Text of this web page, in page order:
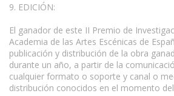
9. EDICIÓN:
El ganador de este II Premio de
Academia de las Artes Escénicas de
publicación y distribución de la obra
durante un año, a partir de la
cualquier formato o soporte y canal o
distribución conocidos en el momento